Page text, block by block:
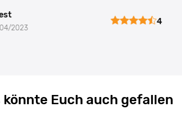
2023
4
könnte Euch auch gefallen